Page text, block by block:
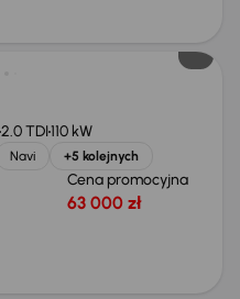
2.0 TDI110 kW
Navi +5 kolejnych
Cena promocyjna
63 000 zł